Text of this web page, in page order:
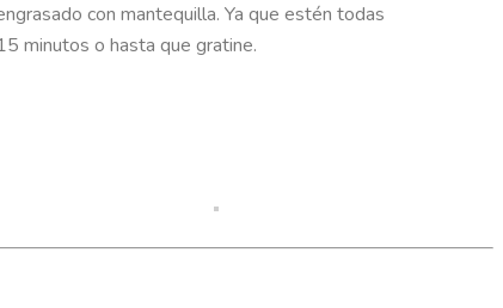
con mantequilla. Ya que estén todas
minutos o hasta que gratine.